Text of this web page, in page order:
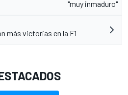
"muy inmaduro"
más victorias en la F1